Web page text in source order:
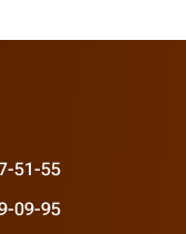
51-55
09-95